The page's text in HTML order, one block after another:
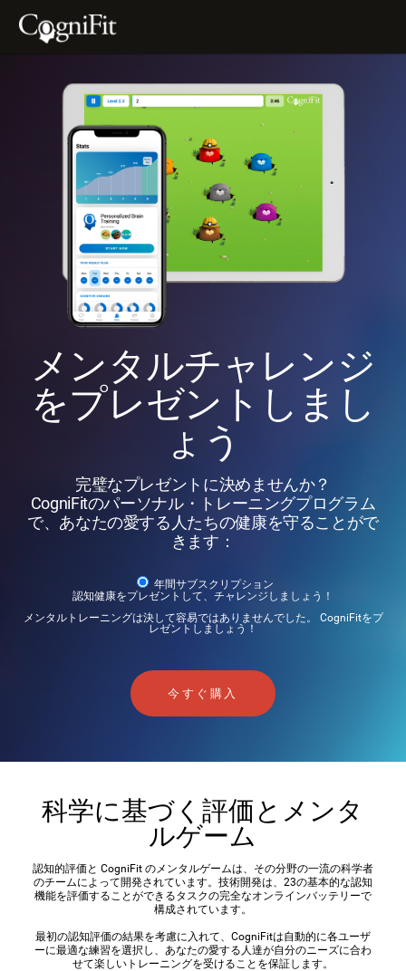
メンタルチャレンジ
をプレゼントしまし
ょう
完璧なプレゼントに決めませんか？
CogniFitのパーソナル・トレーニングプログラム
で、あなたの愛する人たちの健康を守ることがで
きます：
年間サブスクリプション
認知健康をプレゼントして、チャレンジしましょう！
メンタルトレーニングは決して容易ではありませんでした。 CogniFitをプ
レゼントしましょう！
今すぐ購入
科学に基づく評価とメンタ
ルゲーム
認知的評価と CogniFit のメンタルゲームは、その分野の一流の科学者
のチームによって開発されています。技術開発は、23の基本的な認知
機能を評価することができるタスクの完全なオンラインバッテリーで
構成されています。
最初の認知評価の結果を考慮に入れて、CogniFitは自動的に各ユーザ
ーに最適な練習を選択し、あなたの愛する人達が自分のニーズに合わ
せて楽しいトレーニングを受けることを保証します。